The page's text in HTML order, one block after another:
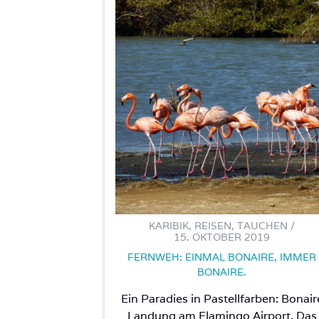
KARIBIK, REISEN, TAUCHEN /
15. OKTOBER 2019
FERNWEH: EINMAL BONAIRE, IMMER
BONAIRE.
Ein Paradies in Pastellfarben:
Landung am Flamingo Airport. Das